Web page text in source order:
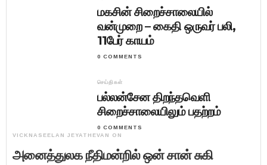
மகசின் சிறைச்சாலையில்
வன்முறை – கைதி ஒருவர் பலி,
11பேர் காயம்
0 COMMENTS
செய்திகள்
பல்லன்சேன திறந்தவெளி
சிறைச்சாலையிலும் பதற்றம்
0 COMMENTS
VICKNASEELAN JEYATHEVAN
ON
அனைத்துலக நீதிமன்றில் ஒன் சான் சுகி